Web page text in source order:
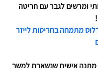
ומרשים לגבר עם חריטה
מתמחה בחריטות לייזר
מתנה אישית שנשארת למשך